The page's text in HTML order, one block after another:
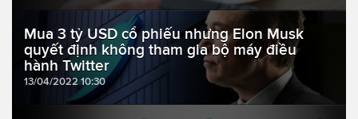
Mua 3 tỷ USD cổ phiếu nhưng Elon Musk
quyết định không tham gia bộ máy điều
hành Twitter
13/04/2022 10:30